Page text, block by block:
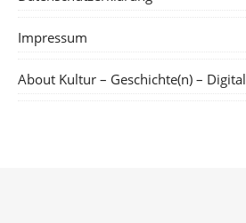
Impressum
About Kultur – Geschichte(n) – Digital